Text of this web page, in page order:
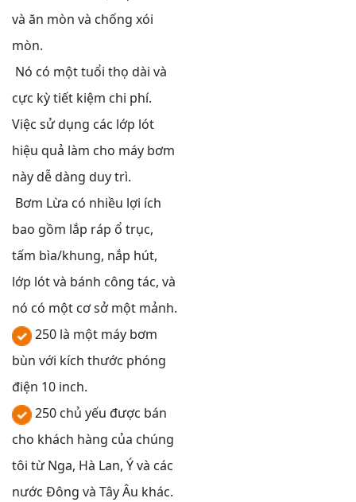
và ăn mòn và chống xói
mòn.
Nó có một tuổi thọ dài và
cực kỳ tiết kiệm chi phí.
Việc sử dụng các lớp lót
hiệu quả làm cho máy bơm
này dễ dàng duy trì.
Bơm Lừa có nhiều lợi ích
bao gồm lắp ráp ổ trục,
tấm bìa/khung, nắp hút,
lớp lót và bánh công tác, và
nó có một cơ sở một mảnh.
250 là một máy bơm
bùn với kích thước phóng
điện 10 inch.
250 chủ yếu được bán
cho khách hàng của chúng
tôi từ Nga, Hà Lan, Ý và các
nước Đông và Tây Âu khác.